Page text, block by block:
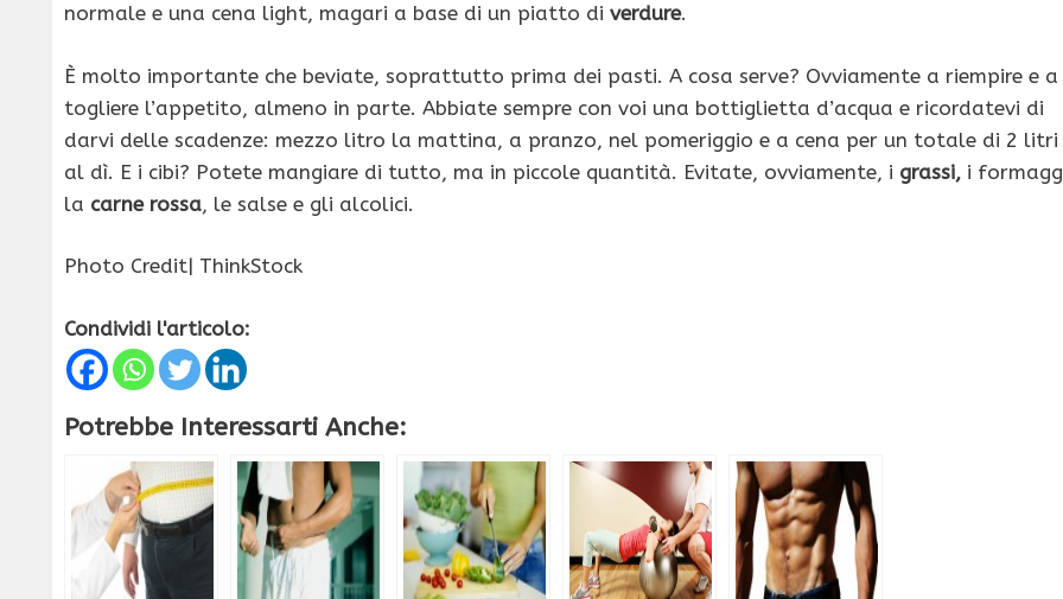
normale e una cena light, magari a base di un piatto di verdure.
È molto importante che beviate, soprattutto prima dei pasti. A cosa serve? Ovviamente a riempire e a
togliere l’appetito, almeno in parte. Abbiate sempre con voi una bottiglietta d’acqua e ricordatevi di
darvi delle scadenze: mezzo litro la mattina, a pranzo, nel pomeriggio e a cena per un totale di 2 litri
al dì. E i cibi? Potete mangiare di tutto, ma in piccole quantità. Evitate, ovviamente, i grassi, i
la carne rossa, le salse e gli alcolici.
Photo Credit| ThinkStock
Condividi l'articolo:
Potrebbe Interessarti Anche: